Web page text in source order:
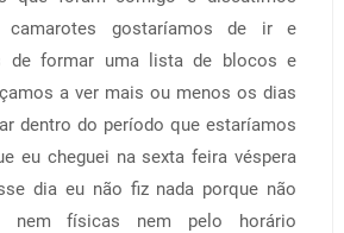
gostaríamos de ir e
de formar uma lista de blocos e
a ver mais ou menos os dias
dentro do período que estaríamos
eu cheguei na sexta feira véspera
dia eu não fiz nada porque não
nem físicas nem pelo horário